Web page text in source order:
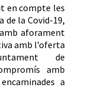
en compte les
de la Covid-19,
aforament
amb l’oferta
de
amb
a